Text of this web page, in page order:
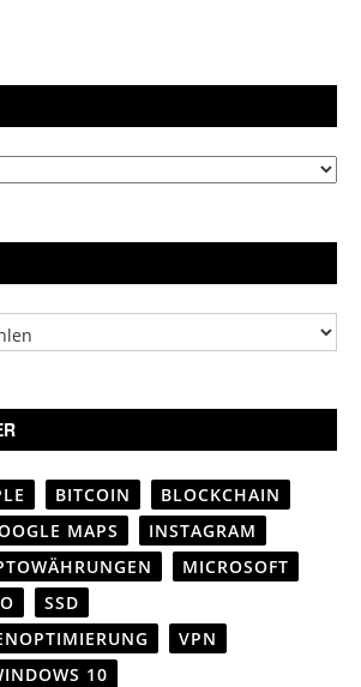
BITCOIN
BLOCKCHAIN
MAPS
INSTAGRAM
MICROSOFT
SSD
VPN
10